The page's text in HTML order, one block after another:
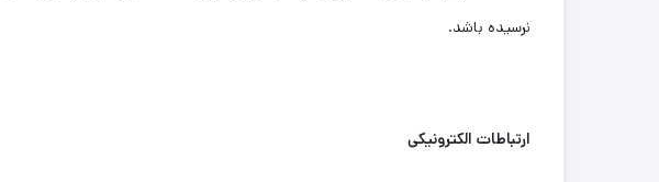
نرسیده باشد.
ارتباطات الکترونیکی